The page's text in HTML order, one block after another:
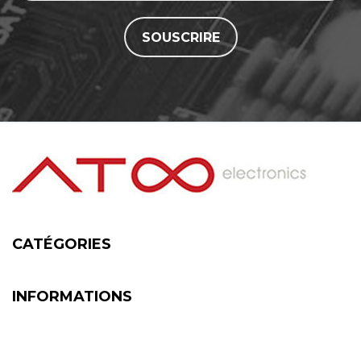
SOUSCRIRE
CATÉGORIES
INFORMATIONS